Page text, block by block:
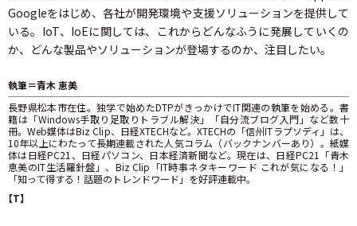
Googleをはじめ、各社が開発環境や支援ソリューションを提供して
いる。IoT、IoEに関しては、これからどんなふうに発展していくの
か、どんな製品やソリューションが登場するのか、注目したい。
執筆＝青木 恵美
長野県松本市在住。独学で始めたDTPがきっかけでIT関連の執筆を始める。書
籍は「Windows手取り足取りトラブル解決」「自分流ブログ入門」など数十
冊。Web媒体はBiz Clip、日経XTECHなど。XTECHの「信州ITラプソディ」は、
10年以上にわたって長期連載された人気コラム（バックナンバーあり）。紙媒
体は日経PC21、日経パソコン、日本経済新聞など。現在は、日経PC21「青木
恵美のIT生活羅針盤」、Biz Clip「IT時事ネタキーワード これが気になる！」
「知って得する！話題のトレンドワード」を好評連載中。
【T】